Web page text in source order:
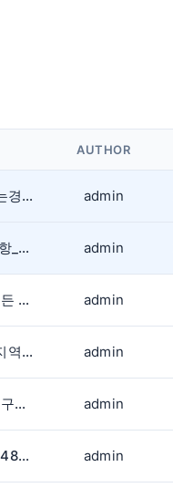
AUTHOR
같은 내용을 1일이내 반복해서 업로드하는경우 게시글 작성을 금지합니다.(내용무) admin
게시판 업로드용량과 사진사이즈 제한사항_업데이트 admin
) admin
시간 admin
. admin
니다. admin